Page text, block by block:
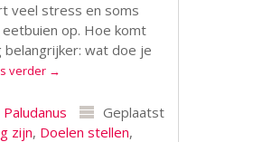
veel stress en soms
eetbuien op. Hoe komt
belangrijker: wat doe je
verder →
Paludanus
Geplaatst
zijn, Doelen stellen,